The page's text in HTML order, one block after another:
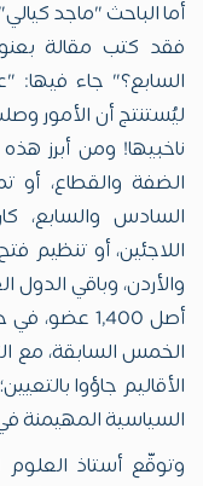
أما الباحث "ماجد
فقد كتب مقالة
السابع؟" جاء فيها:
ليُستنتج أن الأمور
ناخبيها! ومن أبرز
الضفة والقطاع، أو
السادس والسابع،
اللاجئين، أو تنظيم
أصل 1,400
الخمس السابقة، مع
الأقاليم جاؤوا
السياسية المهيمنة في فتح".
وتوقّع أستاذ